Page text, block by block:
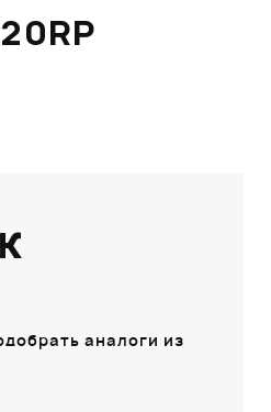
аналоги из